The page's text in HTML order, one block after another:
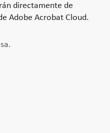
directamente de
Adobe Acrobat Cloud.